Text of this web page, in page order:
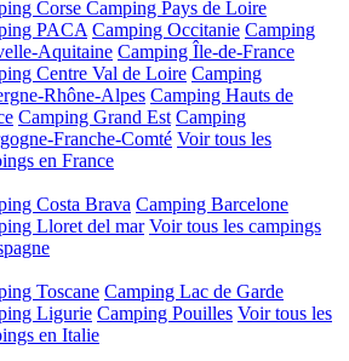
Corse Camping Pays de Loire
PACA Camping Occitanie Camping
Aquitaine Camping Île-de-France
Centre Val de Loire Camping
Rhône-Alpes Camping Hauts de
Camping Grand Est Camping
Franche-Comté Voir tous les
en France
Costa Brava Camping Barcelone
Lloret del mar Voir tous les campings
Toscane Camping Lac de Garde
Ligurie Camping Pouilles Voir tous les
en Italie